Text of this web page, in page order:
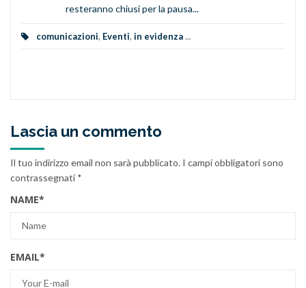
resteranno chiusi per la pausa...
comunicazioni, Eventi, in evidenza...
Lascia un commento
Il tuo indirizzo email non sarà pubblicato. I campi obbligatori sono
contrassegnati *
NAME*
EMAIL*